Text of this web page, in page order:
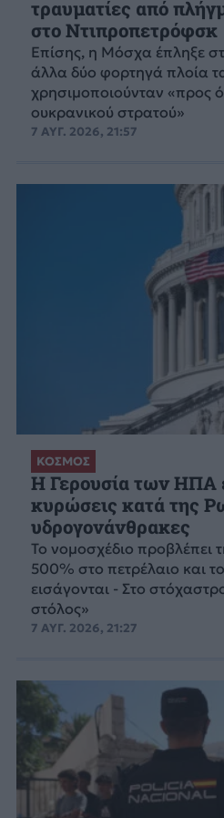
τραυματίες από
στο Ντιπροπετρόφσκ
Επίσης, η Μόσχα έπληξε
άλλα δύο φορτηγά πλοία
χρησιμοποιούνταν «προς
ουκρανικού στρατού»
7 ΑΥΓ. 2026, 21:57
ΚΟΣΜΟΣ
Η Γερουσία των ΗΠΑ
κυρώσεις κατά της
υδρογονάνθρακες
Το νομοσχέδιο προβλέπει
500% στο πετρέλαιο και
εισάγονται - Στο
στόλος»
7 ΑΥΓ. 2026, 21:27